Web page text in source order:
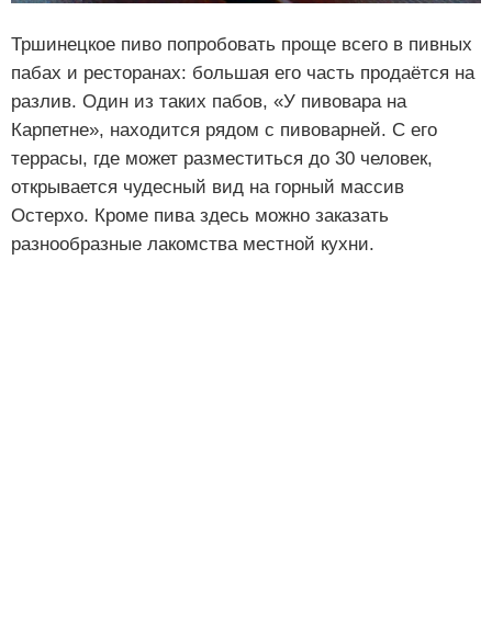
Тршинецкое пиво попробовать проще всего в пивных
пабах и ресторанах: большая его часть продаётся на
разлив. Один из таких пабов, «У пивовара на
Карпетне», находится рядом с пивоварней. С его
террасы, где может разместиться до 30 человек,
открывается чудесный вид на горный массив
Остерхо. Кроме пива здесь можно заказать
разнообразные лакомства местной кухни.